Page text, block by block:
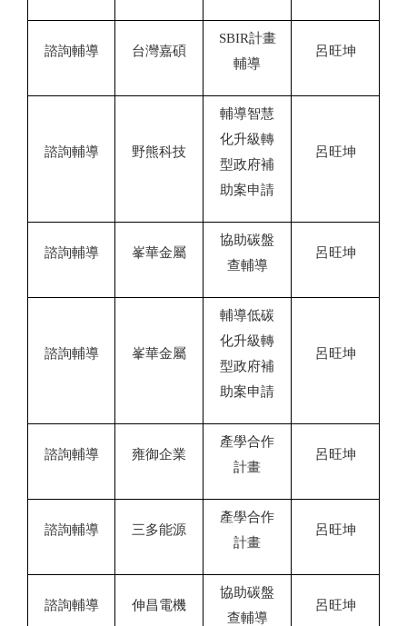
諮詢輔導 台灣嘉碩
SBIR計畫
輔導
呂旺坤
諮詢輔導 野熊科技
輔導智慧
化升級轉
型政府補
助案申請
呂旺坤
諮詢輔導 峯華金屬
協助碳盤
查輔導
呂旺坤
諮詢輔導 峯華金屬
輔導低碳
化升級轉
型政府補
助案申請
呂旺坤
諮詢輔導 雍御企業
產學合作
計畫
呂旺坤
諮詢輔導 三多能源
產學合作
計畫
呂旺坤
諮詢輔導 伸昌電機
協助碳盤
查輔導
呂旺坤